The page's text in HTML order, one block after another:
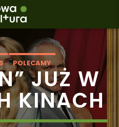
POLECAMY
JUŻ W
KINACH